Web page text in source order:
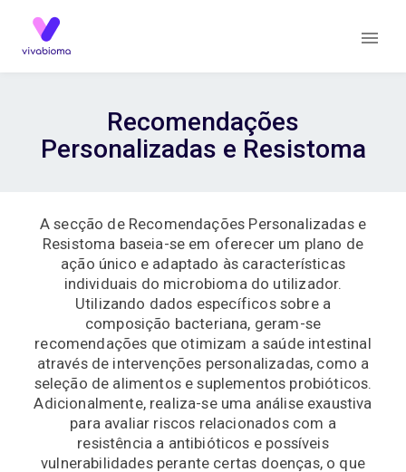
Recomendações
Personalizadas e Resistoma
A secção de Recomendações Personalizadas e
Resistoma baseia-se em oferecer um plano de
ação único e adaptado às características
individuais do microbioma do utilizador.
Utilizando dados específicos sobre a
composição bacteriana, geram-se
recomendações que otimizam a saúde intestinal
através de intervenções personalizadas, como a
seleção de alimentos e suplementos probióticos.
Adicionalmente, realiza-se uma análise exaustiva
para avaliar riscos relacionados com a
resistência a antibióticos e possíveis
vulnerabilidades perante certas doenças, o que